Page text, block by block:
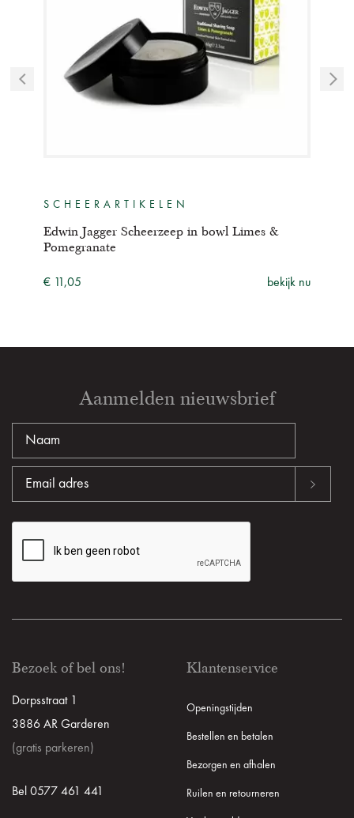
SCHEERARTIKELEN
Edwin Jagger Scheerzeep in bowl Limes &
Pomegranate
€ 11,05 bekijk nu
Aanmelden nieuwsbrief
Bezoek of bel ons!
Dorpsstraat 1
3886 AR Garderen
(gratis parkeren)
Bel 0577 461 441
Klantenservice
Openingstijden
Bestellen en betalen
Bezorgen en afhalen
Ruilen en retourneren